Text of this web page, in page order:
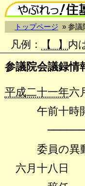
トップページ » 参
凡例 ： 【 】 内
参議院会議録
平成二十一年六
午前十時
委員の異
六月十八日